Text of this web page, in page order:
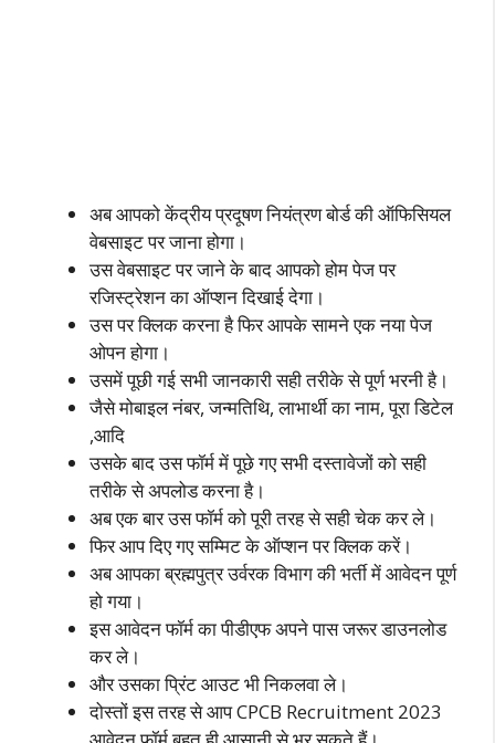
अब आपको केंद्रीय प्रदूषण नियंत्रण बोर्ड की ऑफिसियल
वेबसाइट पर जाना होगा।
उस वेबसाइट पर जाने के बाद आपको होम पेज पर
रजिस्ट्रेशन का ऑप्शन दिखाई देगा।
उस पर क्लिक करना है फिर आपके सामने एक नया पेज
ओपन होगा।
उसमें पूछी गई सभी जानकारी सही तरीके से पूर्ण भरनी है।
जैसे मोबाइल नंबर, जन्मतिथि, लाभार्थी का नाम, पूरा डिटेल
,आदि
उसके बाद उस फॉर्म में पूछे गए सभी दस्तावेजों को सही
तरीके से अपलोड करना है।
अब एक बार उस फॉर्म को पूरी तरह से सही चेक कर ले।
फिर आप दिए गए सम्मिट के ऑप्शन पर क्लिक करें।
अब आपका ब्रह्मपुत्र उर्वरक विभाग की भर्ती में आवेदन पूर्ण
हो गया।
इस आवेदन फॉर्म का पीडीएफ अपने पास जरूर डाउनलोड
कर ले।
और उसका प्रिंट आउट भी निकलवा ले।
दोस्तों इस तरह से आप CPCB Recruitment 2023